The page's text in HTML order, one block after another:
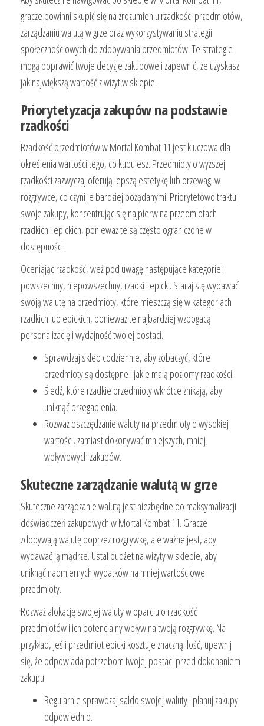
gracze powinni skupić się na zrozumieniu rzadkości przedmiotów,
zarządzaniu walutą w grze oraz wykorzystywaniu strategii
społecznościowych do zdobywania przedmiotów. Te strategie
mogą poprawić twoje decyzje zakupowe i zapewnić, że uzyskasz
jak największą wartość z wizyt w sklepie.
Priorytetyzacja zakupów na podstawie
rzadkości
Rzadkość przedmiotów w Mortal Kombat 11 jest kluczowa dla
określenia wartości tego, co kupujesz. Przedmioty o wyższej
rzadkości zazwyczaj oferują lepszą estetykę lub przewagi w
rozgrywce, co czyni je bardziej pożądanymi. Priorytetowo traktuj
swoje zakupy, koncentrując się najpierw na przedmiotach
rzadkich i epickich, ponieważ te są często ograniczone w
dostępności.
Oceniając rzadkość, weź pod uwagę następujące kategorie:
powszechny, niepowszechny, rzadki i epicki. Staraj się wydawać
swoją walutę na przedmioty, które mieszczą się w kategoriach
rzadkich lub epickich, ponieważ te najbardziej wzbogacą
personalizację i wydajność twojej postaci.
Sprawdzaj sklep codziennie, aby zobaczyć, które
przedmioty są dostępne i jakie mają poziomy rzadkości.
Śledź, które rzadkie przedmioty wkrótce znikają, aby
uniknąć przegapienia.
Rozważ oszczędzanie waluty na przedmioty o wysokiej
wartości, zamiast dokonywać mniejszych, mniej
wpływowych zakupów.
Skuteczne zarządzanie walutą w grze
Skuteczne zarządzanie walutą jest niezbędne do maksymalizacji
doświadczeń zakupowych w Mortal Kombat 11. Gracze
zdobywają walutę poprzez rozgrywkę, ale ważne jest, aby
wydawać ją mądrze. Ustal budżet na wizyty w sklepie, aby
uniknąć nadmiernych wydatków na mniej wartościowe
przedmioty.
Rozważ alokację swojej waluty w oparciu o rzadkość
przedmiotów i ich potencjalny wpływ na twoją rozgrywkę. Na
przykład, jeśli przedmiot epicki kosztuje znaczną ilość, upewnij
się, że odpowiada potrzebom twojej postaci przed dokonaniem
zakupu.
Regularnie sprawdzaj saldo swojej waluty i planuj zakupy
odpowiednio.